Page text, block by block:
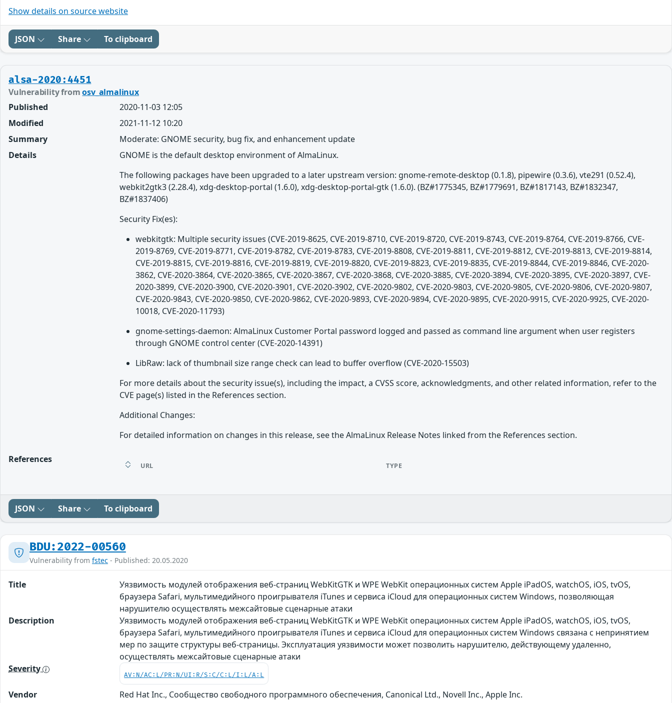
Show details on source website
JSON Share To clipboard
alsa-2020:4451
Vulnerability fromosv_almalinux
Published
2020-11-03 12:05
Modified
2021-11-12 10:20
Summary
Moderate: GNOME security, bug fix, and enhancement update
Details
GNOME is the default desktop environment of AlmaLinux.
The following packages have been upgraded to a later upstream version: gnome-remote-desktop (0.1.8), pipewire (0.3.6), vte291 (0.52.4),
webkit2gtk3 (2.28.4), xdg-desktop-portal (1.6.0), xdg-desktop-portal-gtk (1.6.0). (BZ#1775345, BZ#1779691, BZ#1817143, BZ#1832347,
BZ#1837406)
Security Fix(es):
webkitgtk: Multiple security issues (CVE-2019-8625, CVE-2019-8710, CVE-2019-8720, CVE-2019-8743, CVE-2019-8764, CVE-2019-8766, CVE-
2019-8769, CVE-2019-8771, CVE-2019-8782, CVE-2019-8783, CVE-2019-8808, CVE-2019-8811, CVE-2019-8812, CVE-2019-8813, CVE-2019-8814,
CVE-2019-8815, CVE-2019-8816, CVE-2019-8819, CVE-2019-8820, CVE-2019-8823, CVE-2019-8835, CVE-2019-8844, CVE-2019-8846, CVE-2020-
3862, CVE-2020-3864, CVE-2020-3865, CVE-2020-3867, CVE-2020-3868, CVE-2020-3885, CVE-2020-3894, CVE-2020-3895, CVE-2020-3897, CVE-
2020-3899, CVE-2020-3900, CVE-2020-3901, CVE-2020-3902, CVE-2020-9802, CVE-2020-9803, CVE-2020-9805, CVE-2020-9806, CVE-2020-9807,
CVE-2020-9843, CVE-2020-9850, CVE-2020-9862, CVE-2020-9893, CVE-2020-9894, CVE-2020-9895, CVE-2020-9915, CVE-2020-9925, CVE-2020-
10018, CVE-2020-11793)
gnome-settings-daemon: AlmaLinux Customer Portal password logged and passed as command line argument when user registers
through GNOME control center (CVE-2020-14391)
LibRaw: lack of thumbnail size range check can lead to buffer overflow (CVE-2020-15503)
For more details about the security issue(s), including the impact, a CVSS score, acknowledgments, and other related information, refer to the
CVE page(s) listed in the References section.
Additional Changes:
For detailed information on changes in this release, see the AlmaLinux Release Notes linked from the References section.
References
URL TYPE
JSON Share To clipboard
BDU:2022-00560
Vulnerability from fstec - Published: 20.05.2020
Title
Уязвимость модулей отображения веб-страниц WebKitGTK и WPE WebKit операционных систем Apple iPadOS, watchOS, iOS, tvOS,
браузера Safari, мультимедийного проигрывателя iTunes и сервиса iCloud для операционных систем Windows, позволяющая
нарушителю осуществлять межсайтовые сценарные атаки
Description
Уязвимость модулей отображения веб-страниц WebKitGTK и WPE WebKit операционных систем Apple iPadOS, watchOS, iOS, tvOS,
браузера Safari, мультимедийного проигрывателя iTunes и сервиса iCloud для операционных систем Windows связана с непринятием
мер по защите структуры веб-страницы. Эксплуатация уязвимости может позволить нарушителю, действующему удаленно,
осуществлять межсайтовые сценарные атаки
Severity
AV:N/AC:L/PR:N/UI:R/S:C/C:L/I:L/A:L
Vendor
Red Hat Inc., Сообщество свободного программного обеспечения, Canonical Ltd., Novell Inc., Apple Inc.